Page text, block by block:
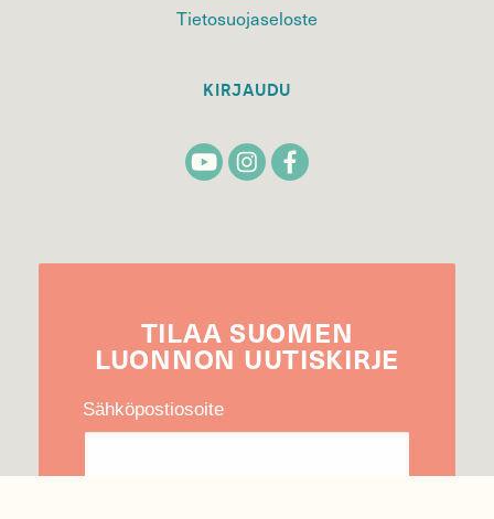
Tietosuojaseloste
KIRJAUDU
TILAA SUOMEN
LUONNON UUTIS­KIRJE
Sähköpostiosoite